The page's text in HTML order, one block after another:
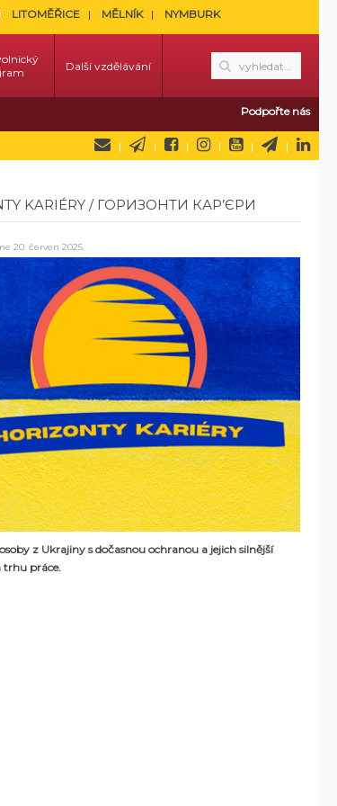
LITOMĚŘICE MĚLNÍK NYMBURK
Další vzdělávání
Podpořte nás
KARIÉRY / ГОРИЗОНТИ КАР’ЄРИ
20. červen 2025.
z Ukrajiny s dočasnou ochranou a jejich silnější
trhu práce.